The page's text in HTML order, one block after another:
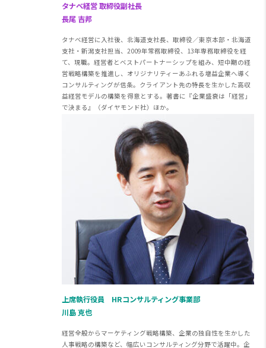
タナベ経営 取締役副社長
長尾 吉邦
タナベ経営に入社後、北海道支社長、取締役／東京本部・北海道
支社・新潟支社担当、2009年常務取締役、13年専務取締役を経
て、現職。経営者とベストパートナーシップを組み、短中期の経
営戦略構築を推進し、オリジナリティーあふれる増益企業へ導く
コンサルティングが信条。クライアント先の特長を生かした高収
益経営モデルの構築を得意とする。著書に『企業盛衰は「経営」
で決まる』（ダイヤモンド社）ほか。
上席執行役員 HRコンサルティング事業部
川島 克也
経営全般からマーケティング戦略構築、企業の独自性を生かした
人事戦略の構築など、幅広いコンサルティング分野で活躍中。企